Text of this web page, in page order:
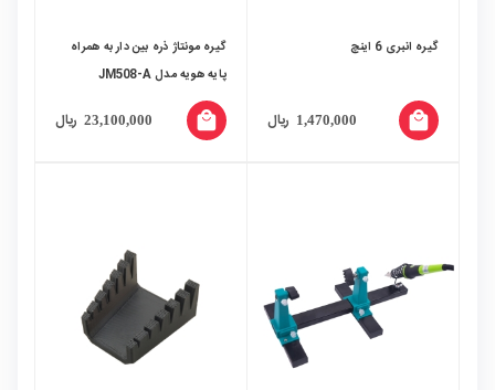
گیره انبری 6 اینچ
1,470,000 ریال local_mall
گیره مونتاژ ذره بین دار به همراه
پایه هویه مدل JM508-A
23,100,000 ریال local_mall